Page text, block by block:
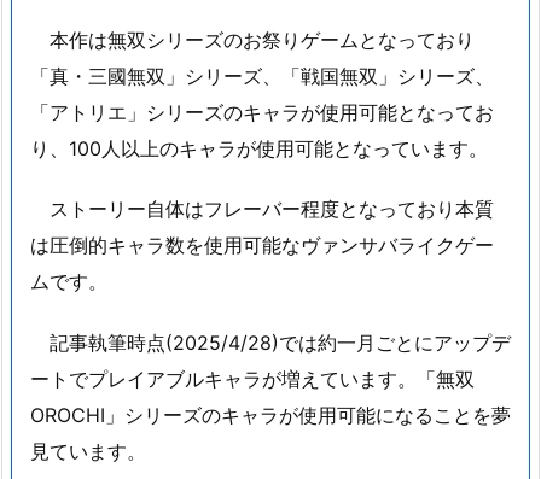
本作は無双シリーズのお祭りゲームとなっており
「真・三國無双」シリーズ、「戦国無双」シリーズ、
「アトリエ」シリーズのキャラが使用可能となってお
り、100人以上のキャラが使用可能となっています。
ストーリー自体はフレーバー程度となっており本質
は圧倒的キャラ数を使用可能なヴァンサバライクゲー
ムです。
記事執筆時点(2025/4/28)では約一月ごとにアップデ
ートでプレイアブルキャラが増えています。「無双
OROCHI」シリーズのキャラが使用可能になることを夢
見ています。